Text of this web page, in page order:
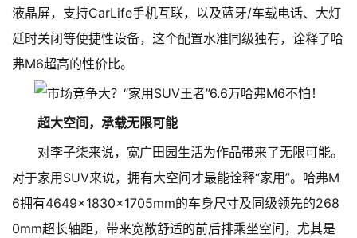
液晶屏，支持CarLife手机互联，以及蓝牙/车载电话、大灯
延时关闭等便捷性设备，这个配置水准同级独有，诠释了哈
弗M6超高的性价比。
超大空间，承载无限可能
对李子柒来说，宽广田园生活为作品带来了无限可能。
对于家用SUV来说，拥有大空间才最能诠释“家用”。哈弗M
6拥有4649×1830×1705mm的车身尺寸及同级领先的268
0mm超长轴距，带来宽敞舒适的前后排乘坐空间，尤其是